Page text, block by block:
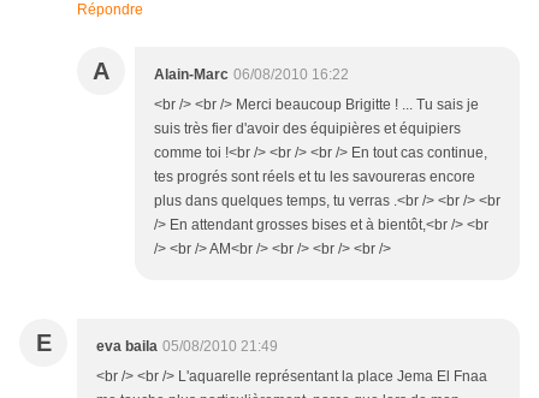
Répondre
A Alain-Marc 06/08/2010 16:22
<br /> <br /> Merci beaucoup Brigitte ! ... Tu sais je
suis très fier d'avoir des équipières et équipiers
comme toi !<br /> <br /> <br /> En tout cas continue,
tes progrés sont réels et tu les savoureras encore
plus dans quelques temps, tu verras .<br /> <br /> <br
/> En attendant grosses bises et à bientôt,<br /> <br
/> <br /> AM<br /> <br /> <br /> <br />
E eva baila 05/08/2010 21:49
<br /> <br /> L'aquarelle représentant la place Jema El Fnaa